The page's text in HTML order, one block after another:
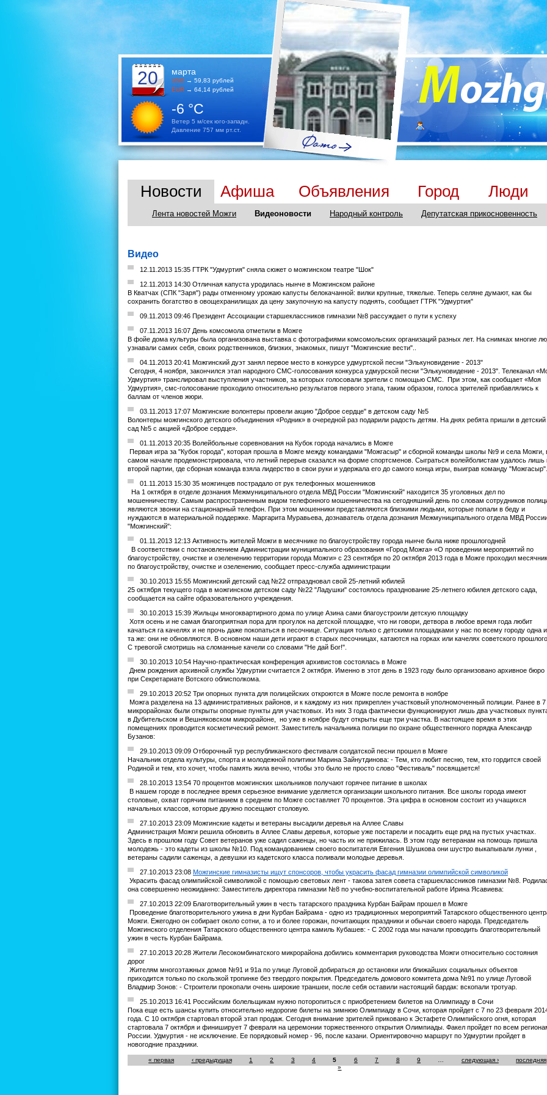
20 марта
USD → 59,83 рублей
EUR → 64,14 рублей
-6 °C
Ветер 5 м/сек юго-западн.
Давление 757 мм рт.ст.
Новости Афиша Объявления Город Люди
Лента новостей Можги Видеоновости Народный контроль Депутатская прикосновенность
Видео
12.11.2013 15:35 ГТРК "Удмуртия" сняла сюжет о можгинском театре "Шок"
12.11.2013 14:30 Отличная капуста уродилась нынче в Можгинском районе
В Кватчах (СПК "Заря") рады отменному урожаю капусты белокачанной: вилки крупные, тяжелые. Теперь селяне думают, как бы
сохранить богатство в овощехранилищах да цену закупочную на капусту поднять, сообщает ГТРК "Удмуртия"
09.11.2013 09:46 Президент Ассоциации старшеклассников гимназии №8 рассуждает о пути к успеху
07.11.2013 16:07 День комсомола отметили в Можге
В фойе дома культуры была организована выставка с фотографиями комсомольских организаций разных лет. На снимках многие
узнавали самих себя, своих родственников, близких, знакомых, пишут "Можгинские вести"..
04.11.2013 20:41 Можгинский дуэт занял первое место в конкурсе удмуртской песни "Элькуновидение - 2013"
Сегодня, 4 ноября, закончился этап народного СМС-голосования конкурса удмурской песни "Элькуновидение - 2013". Телеканал
Удмуртия» транслировал выступления участников, за которых голосовали зрители с помощью СМС. При этом, как сообщает «Моя
Удмуртия», смс-голосование проходило относительно результатов первого этапа, таким образом, голоса зрителей прибавлялись к
баллам от членов жюри.
03.11.2013 17:07 Можгинские волонтеры провели акцию "Доброе сердце" в детском саду №5
Волонтеры можгинского детского объединения «Родник» в очередной раз подарили радость детям. На днях ребята пришли в детский
сад №5 с акцией «Доброе сердце».
01.11.2013 20:35 Волейбольные соревнования на Кубок города начались в Можге
Первая игра за "Кубок города", которая прошла в Можге между командами "Можгасыр" и сборной команды школы №9 и села Можги,
самом начале продемонстрировала, что летний перерыв сказался на форме спортсменов. Сыграться волейболистам удалось лишь
второй партии, где сборная команда взяла лидерство в свои руки и удержала его до самого конца игры, выиграв команду "Можгасыр".
01.11.2013 15:30 35 можгинцев пострадало от рук телефонных мошенников
На 1 октября в отделе дознания Межмуниципального отдела МВД России "Можгинский" находится 35 уголовных дел по
мошенничеству. Самым распространенным видом телефонного мошенничества на сегодняшний день по словам сотрудников
являются звонки на стационарный телефон. При этом мошенники представляются близкими людьми, которые попали в беду и
нуждаются в материальной поддержке. Маргарита Муравьева, дознаватель отдела дознания Межмуниципального отдела МВД
"Можгинский":
01.11.2013 12:13 Активность жителей Можги в месячнике по благоустройству города нынче была ниже прошлогодней
В соответствии с постановлением Администрации муниципального образования «Город Можга» «О проведении мероприятий по
благоустройству, очистке и озеленению территории города Можги» с 23 сентября по 20 октября 2013 года в Можге проходил месячник
по благоустройству, очистке и озеленению, сообщает пресс-служба администрации
30.10.2013 15:55 Можгинский детский сад №22 отпраздновал свой 25-летний юбилей
25 октября текущего года в можгинском детском саду №22 "Ладушки" состоялось празднование 25-летнего юбилея детского сада,
сообщается на сайте образовательного учреждения.
30.10.2013 15:39 Жильцы многоквартирного дома по улице Азина сами благоустроили детскую площадку
Хотя осень и не самая благоприятная пора для прогулок на детской площадке, что ни говори, детвора в любое время года любит
качаться га качелях и не прочь даже покопаться в песочнице. Ситуация только с детскими площадками у нас по всему городу одна и
та же: они не обновляются. В основном наши дети играют в старых песочницах, катаются на горках или качелях советского прошлого.
С тревогой смотришь на сломанные качели со словами "Не дай Бог!".
30.10.2013 10:54 Научно-практическая конференция архивистов состоялась в Можге
Днем рождения архивной службы Удмуртии считается 2 октября. Именно в этот день в 1923 году было организовано архивное бюро
при Секретариате Вотского облисполкома.
29.10.2013 20:52 Три опорных пункта для полицейских откроются в Можге после ремонта в ноябре
Можга разделена на 13 административных районов, и к каждому из них прикреплен участковый уполномоченный полиции. Ранее в 7
микрорайонах были открыты опорные пункты для участковых. Из них 3 года фактически функционируют лишь два участковых
в Дубительском и Вешняковском микрорайоне, но уже в ноябре будут открыты еще три участка. В настоящее время в этих
помещениях проводится косметический ремонт. Заместитель начальника полиции по охране общественного порядка Александр
Бузанов:
29.10.2013 09:09 Отборочный тур республиканского фестиваля солдатской песни прошел в Можге
Начальник отдела культуры, спорта и молодежной политики Марина Зайнутдинова: - Тем, кто любит песню, тем, кто гордится своей
Родиной и тем, кто хочет, чтобы память жила вечно, чтобы это было не просто слово "Фестиваль" посвящается!
28.10.2013 13:54 70 процентов можгинских школьников получают горячее питание в школах
В нашем городе в последнее время серьезное внимание уделяется организации школьного питания. Все школы города имеют
столовые, охват горячим питанием в среднем по Можге составляет 70 процентов. Эта цифра в основном состоит из учащихся
начальных классов, которые дружно посещают столовую.
27.10.2013 23:09 Можгинские кадеты и ветераны высадили деревья на Аллее Славы
Администрация Можги решила обновить в Аллее Славы деревья, которые уже постарели и посадить еще ряд на пустых участках.
Здесь в прошлом году Совет ветеранов уже садил саженцы, но часть их не прижилась. В этом году ветеранам на помощь пришла
молодежь - это кадеты из школы №10. Под командованием своего воспитателя Евгения Шушкова они шустро выкапывали лунки ,
ветераны садили саженцы, а девушки из кадетского класса поливали молодые деревья.
27.10.2013 23:08 Можгинские гимназисты ищут спонсоров, чтобы украсить фасад гимназии олимпийской символикой
Украсить фасад олимпийской символикой с помощью световых лент - такова затея совета старшеклассников гимназии №8.
она совершенно неожиданно: Заместитель директора гимназии №8 по учебно-воспитательной работе Ирина Ясавиева:
27.10.2013 22:09 Благотворительный ужин в честь татарского праздника Курбан Байрам прошел в Можге
Проведение благотворительного ужина в дни Курбан Байрама - одно из традиционных мероприятий Татарского общественного
Можги. Ежегодно он собирает около сотни, а то и более горожан, почитающих праздники и обычаи своего народа. Председатель
Можгинского отделения Татарского общественного центра камиль Кубашев: - С 2002 года мы начали проводить благотворительный
ужин в честь Курбан Байрама.
27.10.2013 20:28 Жители Лесокомбинатского микрорайона добились комментария руководства Можги относительно состояния
дорог
Жителям многоэтажных домов №91 и 91а по улице Луговой добираться до остановки или ближайших социальных объектов
приходится только по скользкой тропинке без твердого покрытия. Председатель домового комитета дома №91 по улице Луговой
Владмир Зонов: - Строители прокопали очень широкие траншеи, после себя оставили настоящий бардак: вскопали тротуар.
25.10.2013 16:41 Российским болельщикам нужно поторопиться с приобретением билетов на Олимпиаду в Сочи
Пока еще есть шансы купить относительно недорогие билеты на зимнюю Олимпиаду в Сочи, которая пройдет с 7 по 23 февраля
года. С 10 октября стартовал второй этап продаж. Сегодня внимание зрителей приковано к Эстафете Олимпийского огня, которая
стартовала 7 октября и финиширует 7 февраля на церемонии торжественного открытия Олимпиады. Факел пройдет по всем
России. Удмуртия - не исключение. Ее порядковый номер - 96, после казани. Ориентировочно маршрут по Удмуртии пройдет в
новогодние праздники.
« первая ‹ предыдущая 1 2 3 4 5 6 7 8 9 следующая ›
последняя
»